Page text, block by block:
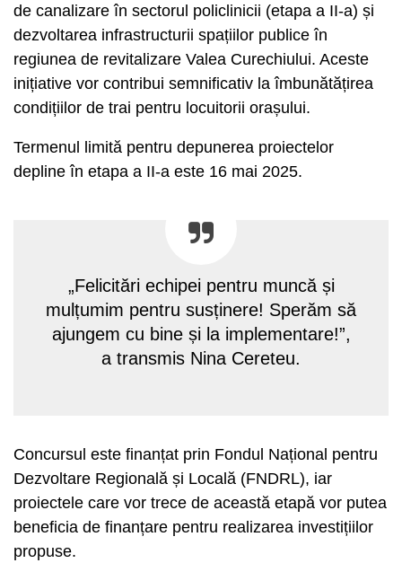
de canalizare în sectorul policlinicii (etapa a II-a) și
dezvoltarea infrastructurii spațiilor publice în
regiunea de revitalizare Valea Curechiului. Aceste
inițiative vor contribui semnificativ la îmbunătățirea
condițiilor de trai pentru locuitorii orașului.
Termenul limită pentru depunerea proiectelor
depline în etapa a II-a este 16 mai 2025.
„Felicitări echipei pentru muncă și
mulțumim pentru susținere! Sperăm să
ajungem cu bine și la implementare!”,
a transmis Nina Cereteu.
Concursul este finanțat prin Fondul Național pentru
Dezvoltare Regională și Locală (FNDRL), iar
proiectele care vor trece de această etapă vor putea
beneficia de finanțare pentru realizarea investițiilor
propuse.